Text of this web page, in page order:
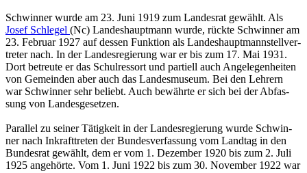
Schwin­ner wurde am 23. Juni 1919 zum Lan­des­rat ge­wählt. Als
Josef Schle­gel (Nc) Lan­des­haupt­mann wurde, rück­te Schwin­ner am
23. Fe­bru­ar 1927 auf des­sen Funk­ti­on als Lan­des­haupt­mann­stell­ver­
tre­ter nach. In der Lan­des­re­gie­rung war er bis zum 17. Mai 1931.
Dort be­treu­te er das Schul­res­sort und par­ti­ell auch An­ge­le­gen­hei­ten
von Ge­mein­den aber auch das Lan­des­mu­se­um. Bei den Leh­rern
war Schwin­ner sehr be­liebt. Auch be­währ­te er sich bei der Ab­fas­
sung von Lan­des­ge­set­zen.
Par­al­lel zu sei­ner Tä­tig­keit in der Lan­des­re­gie­rung wurde Schwin­
ner nach In­kraft­tre­ten der Bun­des­ver­fas­sung vom Land­tag in den
Bun­des­rat ge­wählt, dem er vom 1. De­zem­ber 1920 bis zum 2. Juli
1925 an­ge­hör­te. Vom 1. Juni 1922 bis zum 30. No­vem­ber 1922 war